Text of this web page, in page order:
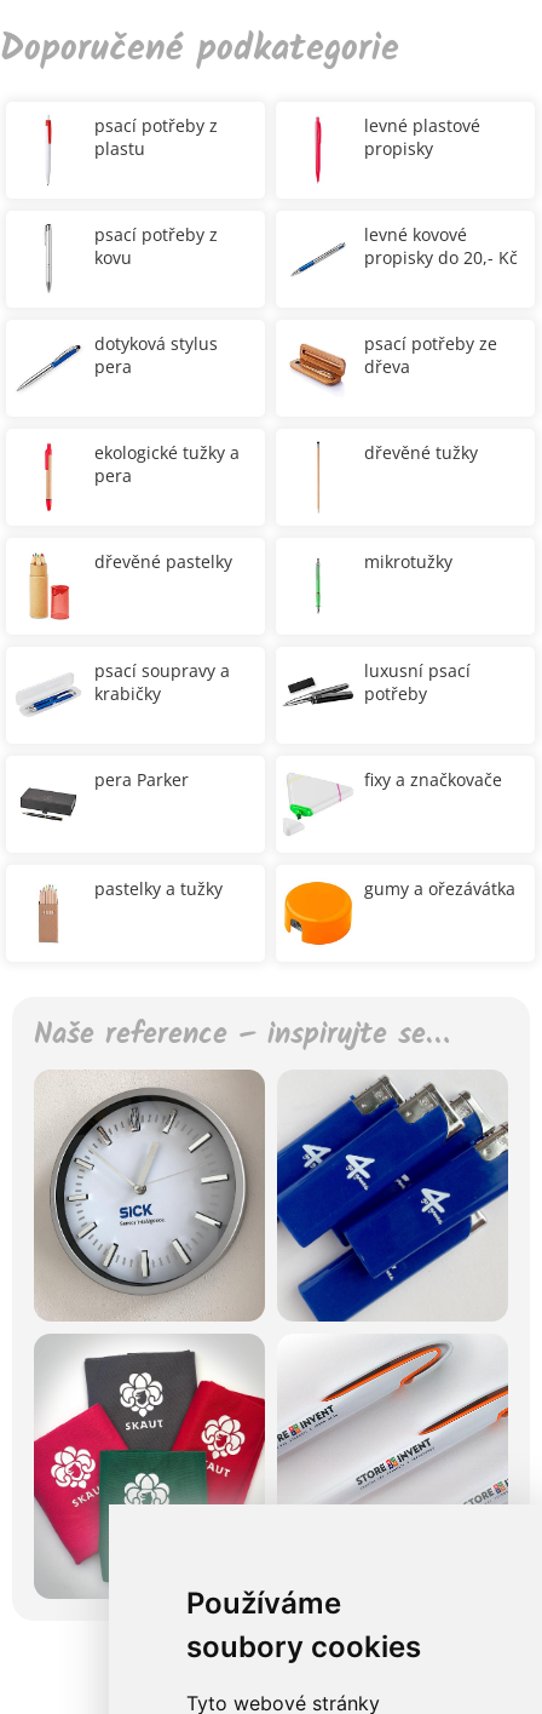
Používáme
soubory cookies
Tyto webové stránky
Doporučené podkategorie
psací potřeby z
plastu
levné plastové
propisky
psací potřeby z
kovu
levné kovové
propisky do 20,- Kč
dotyková stylus
pera
psací potřeby ze
dřeva
ekologické tužky a
pera
dřevěné tužky
dřevěné pastelky mikrotužky
psací soupravy a
krabičky
luxusní psací
potřeby
pera Parker fixy a značkovače
pastelky a tužky gumy a ořezávátka
Naše reference – inspirujte se…